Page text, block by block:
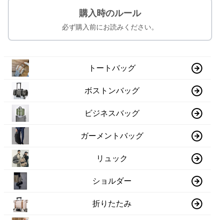
購入時のルール
必ず購入前にお読みください。
トートバッグ
ボストンバッグ
ビジネスバッグ
ガーメントバッグ
リュック
ショルダー
折りたたみ